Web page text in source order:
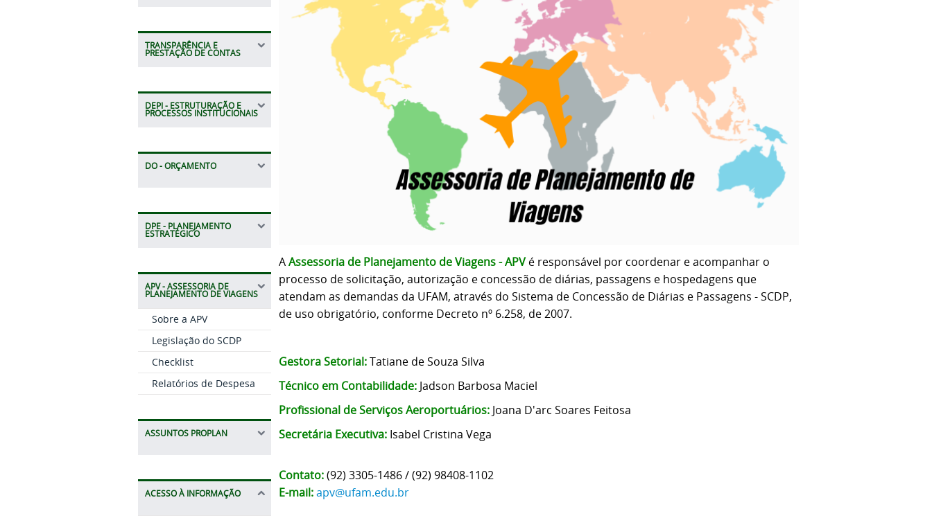
TRANSPARÊNCIA E
PRESTAÇÃO DE CONTAS
DEPI - ESTRUTURAÇÃO E
PROCESSOS INSTITUCIONAIS
DO - ORÇAMENTO
DPE - PLANEJAMENTO
ESTRATÉGICO
APV - ASSESSORIA DE
PLANEJAMENTO DE VIAGENS
Sobre a APV
Legislação do SCDP
Checklist
Relatórios de Despesa
ASSUNTOS PROPLAN
ACESSO À INFORMAÇÃO
AAssessoria de Planejamento de Viagens - APVé responsável por coordenar e acompanhar o
processo de solicitação, autorização e concessão de diárias, passagens e hospedagens que
atendam as demandas da UFAM, através do Sistema de Concessão de Diárias e Passagens - SCDP,
de uso obrigatório, conforme Decreto nº 6.258, de 2007.
Gestora Setorial:Tatiane de Souza Silva
Técnico em Contabilidade: Jadson Barbosa Maciel
Profissional de Serviços Aeroportuários: Joana D'arc Soares Feitosa
Secretária Executiva: Isabel Cristina Vega
Contato:(92) 3305-1486 / (92) 98408-1102
E-mail:apv@ufam.edu.br